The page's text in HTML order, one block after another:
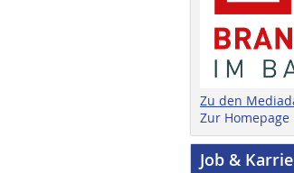
Zu den
Zur Homepage
Job &